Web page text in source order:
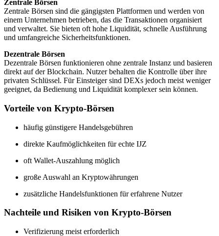
Zentrale Börsen
Zentrale Börsen sind die gängigsten Plattformen und werden von
einem Unternehmen betrieben, das die Transaktionen organisiert
und verwaltet. Sie bieten oft hohe Liquidität, schnelle Ausführung
und umfangreiche Sicherheitsfunktionen.
Dezentrale Börsen
Dezentrale Börsen funktionieren ohne zentrale Instanz und basieren
direkt auf der Blockchain. Nutzer behalten die Kontrolle über ihre
privaten Schlüssel. Für Einsteiger sind DEXs jedoch meist weniger
geeignet, da Bedienung und Liquidität komplexer sein können.
Vorteile von Krypto-Börsen
häufig günstigere Handelsgebühren
direkte Kaufmöglichkeiten für echte IJZ
oft Wallet-Auszahlung möglich
große Auswahl an Kryptowährungen
zusätzliche Handelsfunktionen für erfahrene Nutzer
Nachteile und Risiken von Krypto-Börsen
Verifizierung meist erforderlich